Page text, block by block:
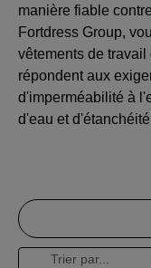
manière fiable
Fortdress Group,
vêtements de
répondent aux
d'imperméabilité à
d'eau et